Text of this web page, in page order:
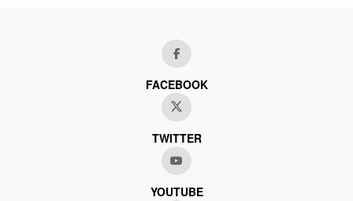
FACEBOOK
TWITTER
YOUTUBE